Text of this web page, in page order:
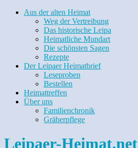
Aus der alten Heimat
Weg der Vertreibung
Das historische Leipa
Heimatliche Mundart
Die schönsten Sagen
Rezepte
Der Leipaer Heimatbrief
Leseproben
Bestellen
Heimattreffen
Über uns
Familienchronik
Gräberpflege
Leipaer-Heimat.net